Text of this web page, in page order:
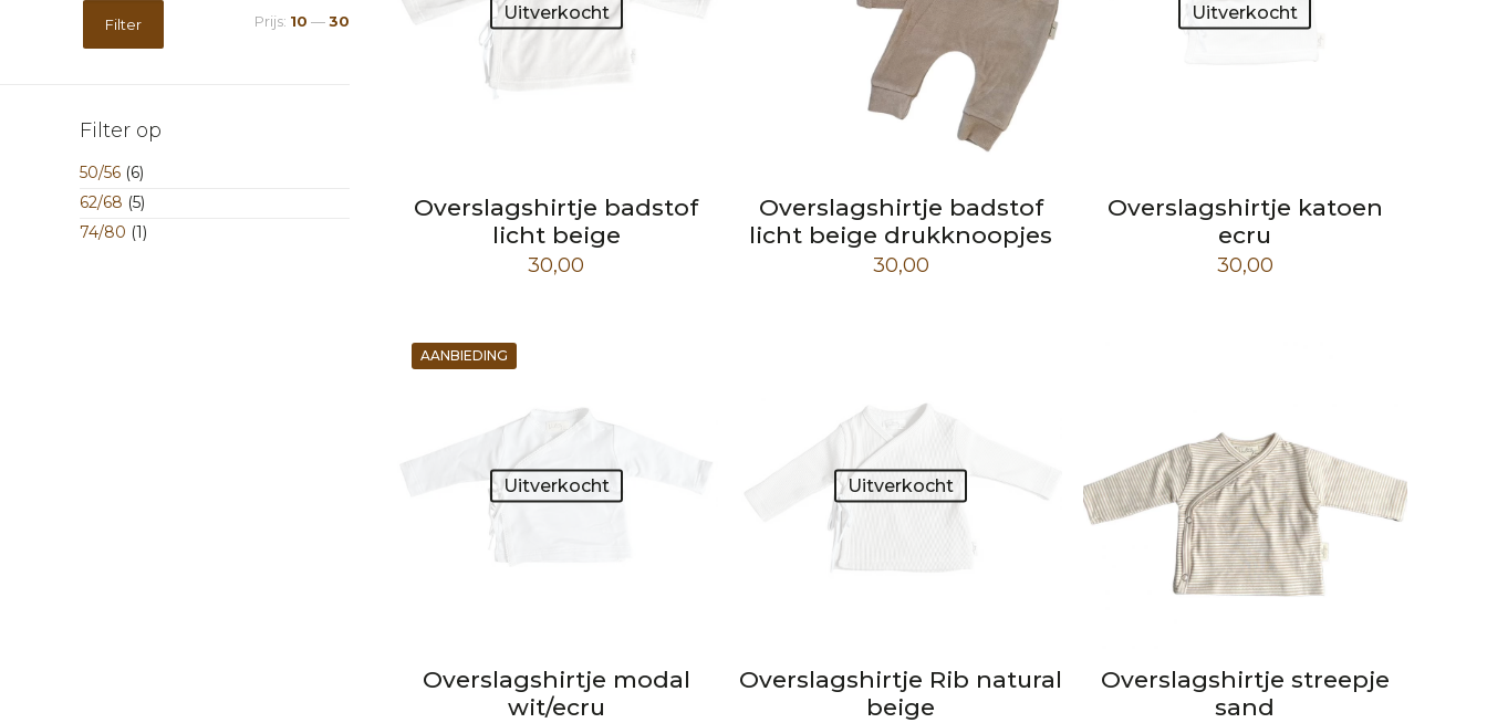
Uitverkocht
Overslagshirtje badstof
licht beige
30,00
Overslagshirtje badstof
licht beige drukknoopjes
30,00
Uitverkocht
Overslagshirtje katoen
ecru
30,00
AANBIEDING
Uitverkocht
Overslagshirtje modal
wit/ecru
Uitverkocht
Overslagshirtje Rib natural
beige
Overslagshirtje streepje
sand
Filter Prijs: 10 —30
Filter op
50/56 (6)
62/68 (5)
74/80 (1)